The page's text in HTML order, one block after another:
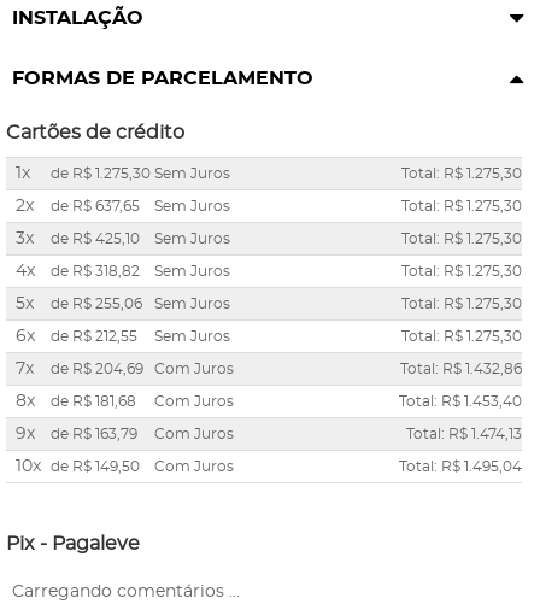
INSTALAÇÃO
FORMAS DE PARCELAMENTO
Cartões de crédito
1x de R$ 1.275,30 Sem Juros Total: R$ 1.275,30
2x de R$ 637,65 Sem Juros Total: R$ 1.275,30
3x de R$ 425,10 Sem Juros Total: R$ 1.275,30
4x de R$ 318,82 Sem Juros Total: R$ 1.275,30
5x de R$ 255,06 Sem Juros Total: R$ 1.275,30
6x de R$ 212,55 Sem Juros Total: R$ 1.275,30
7x de R$ 204,69 Com Juros Total: R$ 1.432,86
8x de R$ 181,68 Com Juros Total: R$ 1.453,40
9x de R$ 163,79 Com Juros Total: R$ 1.474,13
10x de R$ 149,50 Com Juros Total: R$ 1.495,04
Pix - Pagaleve
Carregando comentários ...